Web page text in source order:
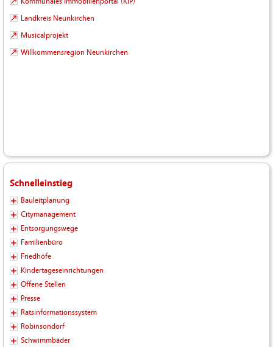
Landkreis Neunkirchen
Musicalprojekt
Willkommensregion Neunkirchen
Schnelleinstieg
Bauleitplanung
Citymanagement
Entsorgungswege
Familienbüro
Friedhöfe
Kindertageseinrichtungen
Offene Stellen
Presse
Ratsinformationssystem
Robinsondorf
Schwimmbäder